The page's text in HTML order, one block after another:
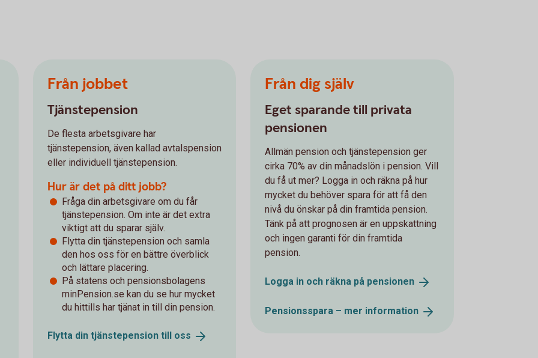
Från jobbet
Tjänstepension
De flesta arbetsgivare har
tjänstepension, även kallad avtalspension
eller individuell tjänstepension.
Hur är det på ditt jobb?
Fråga din arbetsgivare om du får
tjänstepension. Om inte är det extra
viktigt att du sparar själv.
Flytta din tjänstepension och samla
den hos oss för en bättre överblick
och lättare placering.
På statens och pensionsbolagens
minPension.se kan du se hur mycket
du hittills har tjänat in till din pension.
Flytta din tjänstepension till oss
Från dig själv
Eget sparande till privata
pensionen
Allmän pension och tjänstepension ger
cirka 70% av din månadslön i pension. Vill
du få ut mer? Logga in och räkna på hur
mycket du behöver spara för att få den
nivå du önskar på din framtida pension.
Tänk på att prognosen är en uppskattning
och ingen garanti för din framtida
pension.
Logga in och räkna på pensionen
Pensionsspara – mer information